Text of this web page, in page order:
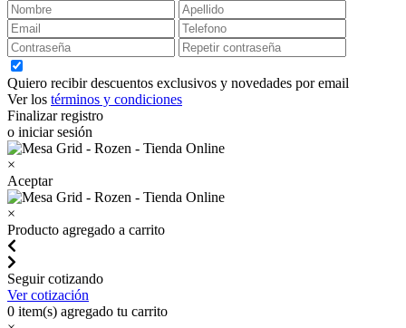
Quiero recibir descuentos exclusivos y novedades por email
Ver los términos y condiciones
Finalizar registro
o iniciar sesión
×
Aceptar
×
Producto agregado a carrito
Seguir cotizando
Ver cotización
0 item(s) agregado tu carrito